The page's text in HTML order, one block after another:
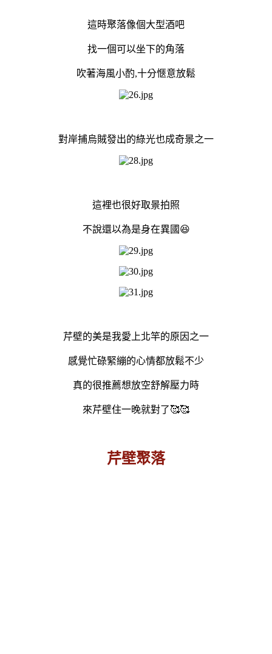
這時聚落像個大型酒吧
找一個可以坐下的角落
吹著海風小酌,十分愜意放鬆
對岸捕烏賊發出的綠光也成奇景之一
這裡也很好取景拍照
不說還以為是身在異國😆
芹壁的美是我愛上北竿的原因之一
感覺忙碌緊繃的心情都放鬆不少
真的很推薦想放空舒解壓力時
來芹壁住一晚就對了🥰🥰
芹壁聚落